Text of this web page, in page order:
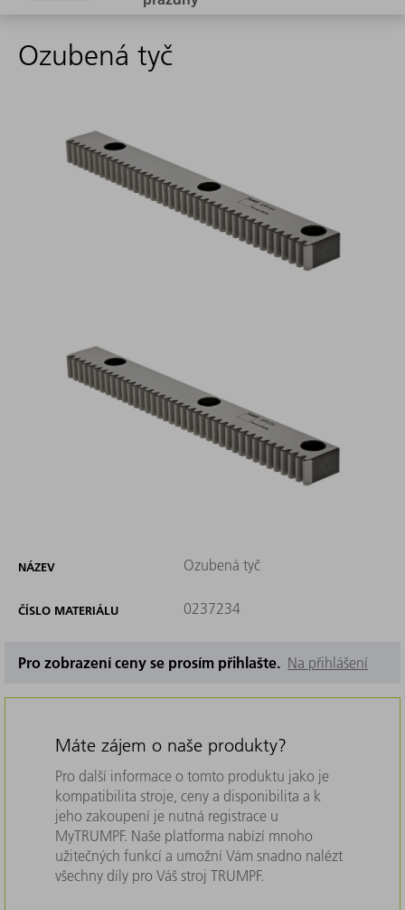
Ozubená tyč
NÁZEV Ozubená tyč
ČÍSLO MATERIÁLU 0237234
Pro zobrazení ceny se prosím přihlašte. Na přihlášení
Máte zájem o naše produkty?
Pro další informace o tomto produktu jako je
kompatibilita stroje, ceny a disponibilita a k
jeho zakoupení je nutná registrace u
MyTRUMPF. Naše platforma nabízí mnoho
užitečných funkcí a umožní Vám snadno nalézt
všechny díly pro Váš stroj TRUMPF.